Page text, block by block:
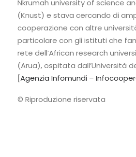
Nkrumah university of science
(Knust) e stava cercando di
cooperazione con altre
particolare con gli istituti che
rete dell’African research
(Arua), ospitata dall’Università
[Agenzia Infomundi –
© Riproduzione riservata